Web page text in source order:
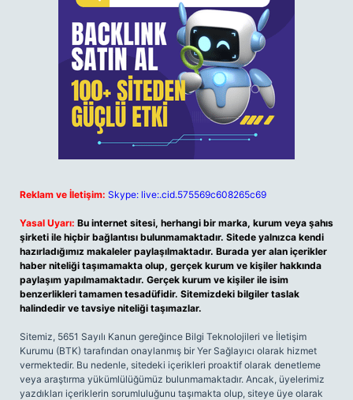
Reklam ve İletişim: Skype: live:.cid.575569c608265c69
Yasal Uyarı: Bu internet sitesi, herhangi bir marka, kurum veya şahıs
şirketi ile hiçbir bağlantısı bulunmamaktadır. Sitede yalnızca kendi
hazırladığımız makaleler paylaşılmaktadır. Burada yer alan içerikler
haber niteliği taşımamakta olup, gerçek kurum ve kişiler hakkında
paylaşım yapılmamaktadır. Gerçek kurum ve kişiler ile isim
benzerlikleri tamamen tesadüfidir. Sitemizdeki bilgiler taslak
halindedir ve tavsiye niteliği taşımazlar.
Sitemiz, 5651 Sayılı Kanun gereğince Bilgi Teknolojileri ve İletişim
Kurumu (BTK) tarafından onaylanmış bir Yer Sağlayıcı olarak hizmet
vermektedir. Bu nedenle, sitedeki içerikleri proaktif olarak denetleme
veya araştırma yükümlülüğümüz bulunmamaktadır. Ancak, üyelerimiz
yazdıkları içeriklerin sorumluluğunu taşımakta olup, siteye üye olarak